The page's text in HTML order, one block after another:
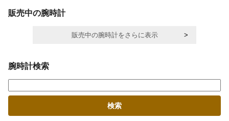
販売中の腕時計
販売中の腕時計をさらに表示
腕時計検索